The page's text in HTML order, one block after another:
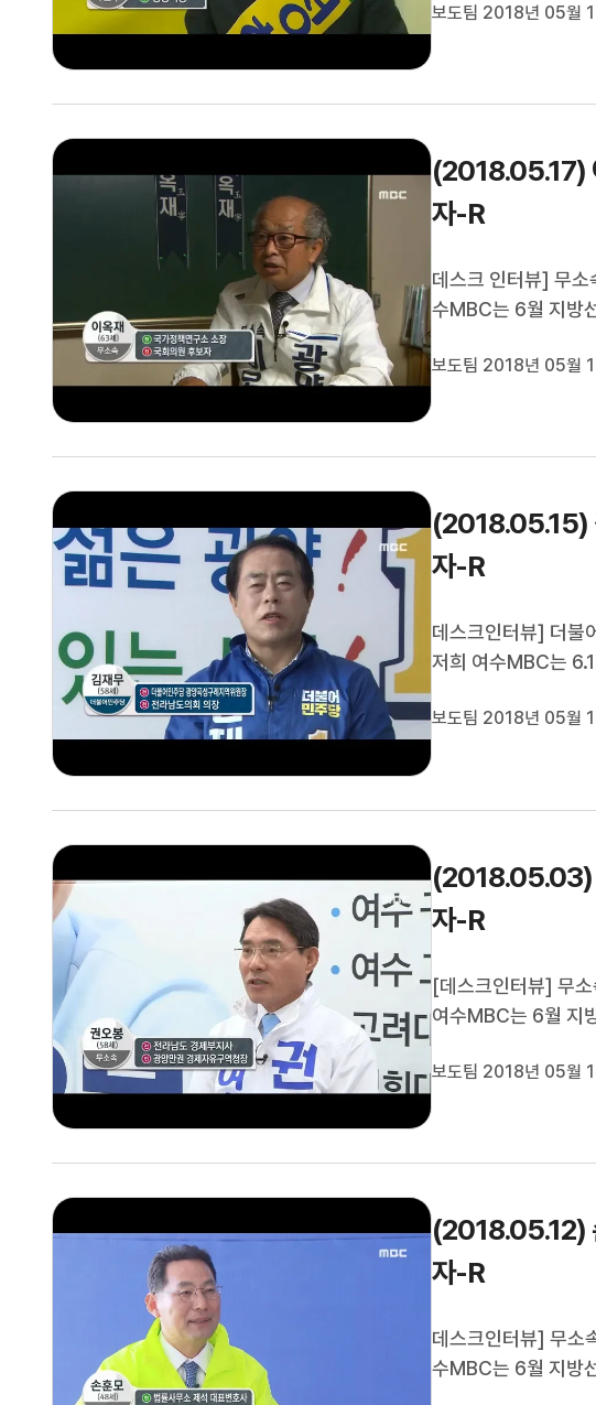
무소속 정현복 예비
보도팀 2018년 05월
(2018.05.17)
자-R
데스크 인터뷰] 무소
수MBC는 6월 지방
소속 이옥재 예비후
보도팀 2018년 05월
(2018.05.15)
자-R
데스크인터뷰] 더불
저희 여수MBC는
를 만나봅니다.박민
보도팀 2018년 05월
(2018.05.03)
자-R
[데스크인터뷰] 무
여수MBC는 6월 지
속 권오봉 예비후보
보도팀 2018년 05월
(2018.05.12)
자-R
데스크인터뷰] 무소
수MBC는 6월 지방